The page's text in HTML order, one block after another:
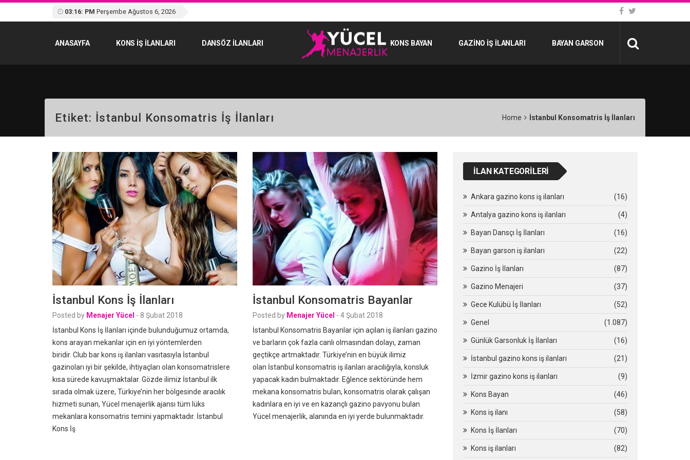
03:16: PM Perşembe Ağustos 6, 2026
ANASAYFA KONS IŞ ILANLARI DANSÖZ İLANLARI KONS BAYAN GAZINO İŞ İLANLARI BAYAN GARSON
Etiket: İstanbul Konsomatris İş İlanları Home İstanbul Konsomatris İş İlanları
İstanbul Kons İş İlanları
Posted by Menajer Yücel - 8 Şubat 2018
İstanbul Kons İş İlanları içinde bulunduğumuz ortamda,
kons arayan mekanlar için en iyi yöntemlerden
biridir. Club bar kons iş ilanları vasıtasıyla İstanbul
gazinoları iyi bir şekilde, ihtiyaçları olan konsomatrislere
kısa sürede kavuşmaktalar. Gözde ilimiz İstanbul ilk
sırada olmak üzere, Türkiye’nin her bölgesinde aracılık
hizmeti sunan, Yücel menajerlik ajansı tüm lüks
mekanlara konsomatris temini yapmaktadır. İstanbul
Kons İş
İstanbul Konsomatris Bayanlar
Posted by Menajer Yücel - 4 Şubat 2018
İstanbul Konsomatris Bayanlar için açılan iş ilanları gazino
ve barların çok fazla canlı olmasından dolayı, zaman
geçtikçe artmaktadır. Türkiye’nin en büyük ilimiz
olan İstanbul konsomatris iş ilanları aracılığıyla, konsluk
yapacak kadın bulmaktadır. Eğlence sektöründe hem
mekana konsomatris bulan, konsomatris olarak çalışan
kadınlara en iyi ve en kazançlı gazino pavyonu bulan
Yücel menajerlik, alanında en iyi yerde bulunmaktadır.
İLAN KATEGORILERI
Ankara gazino kons iş ilanları (16)
Antalya gazino kons iş ilanları (4)
Bayan Dansçı İş İlanları (16)
Bayan garson iş ilanları (22)
Gazino İş İlanları (87)
Gazino Menajeri (37)
Gece Kulübü İş İlanları (52)
Genel (1.087)
Günlük Garsonluk İş İlanları (16)
İstanbul gazino kons iş ilanları (21)
İzmir gazino kons iş ilanları (9)
Kons Bayan (46)
Kons iş ilanı (58)
Kons İş İlanları (70)
Kons iş ilanları (82)